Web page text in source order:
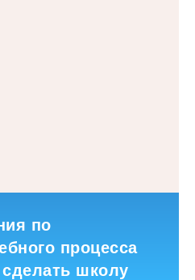
по
процесса
сделать школу